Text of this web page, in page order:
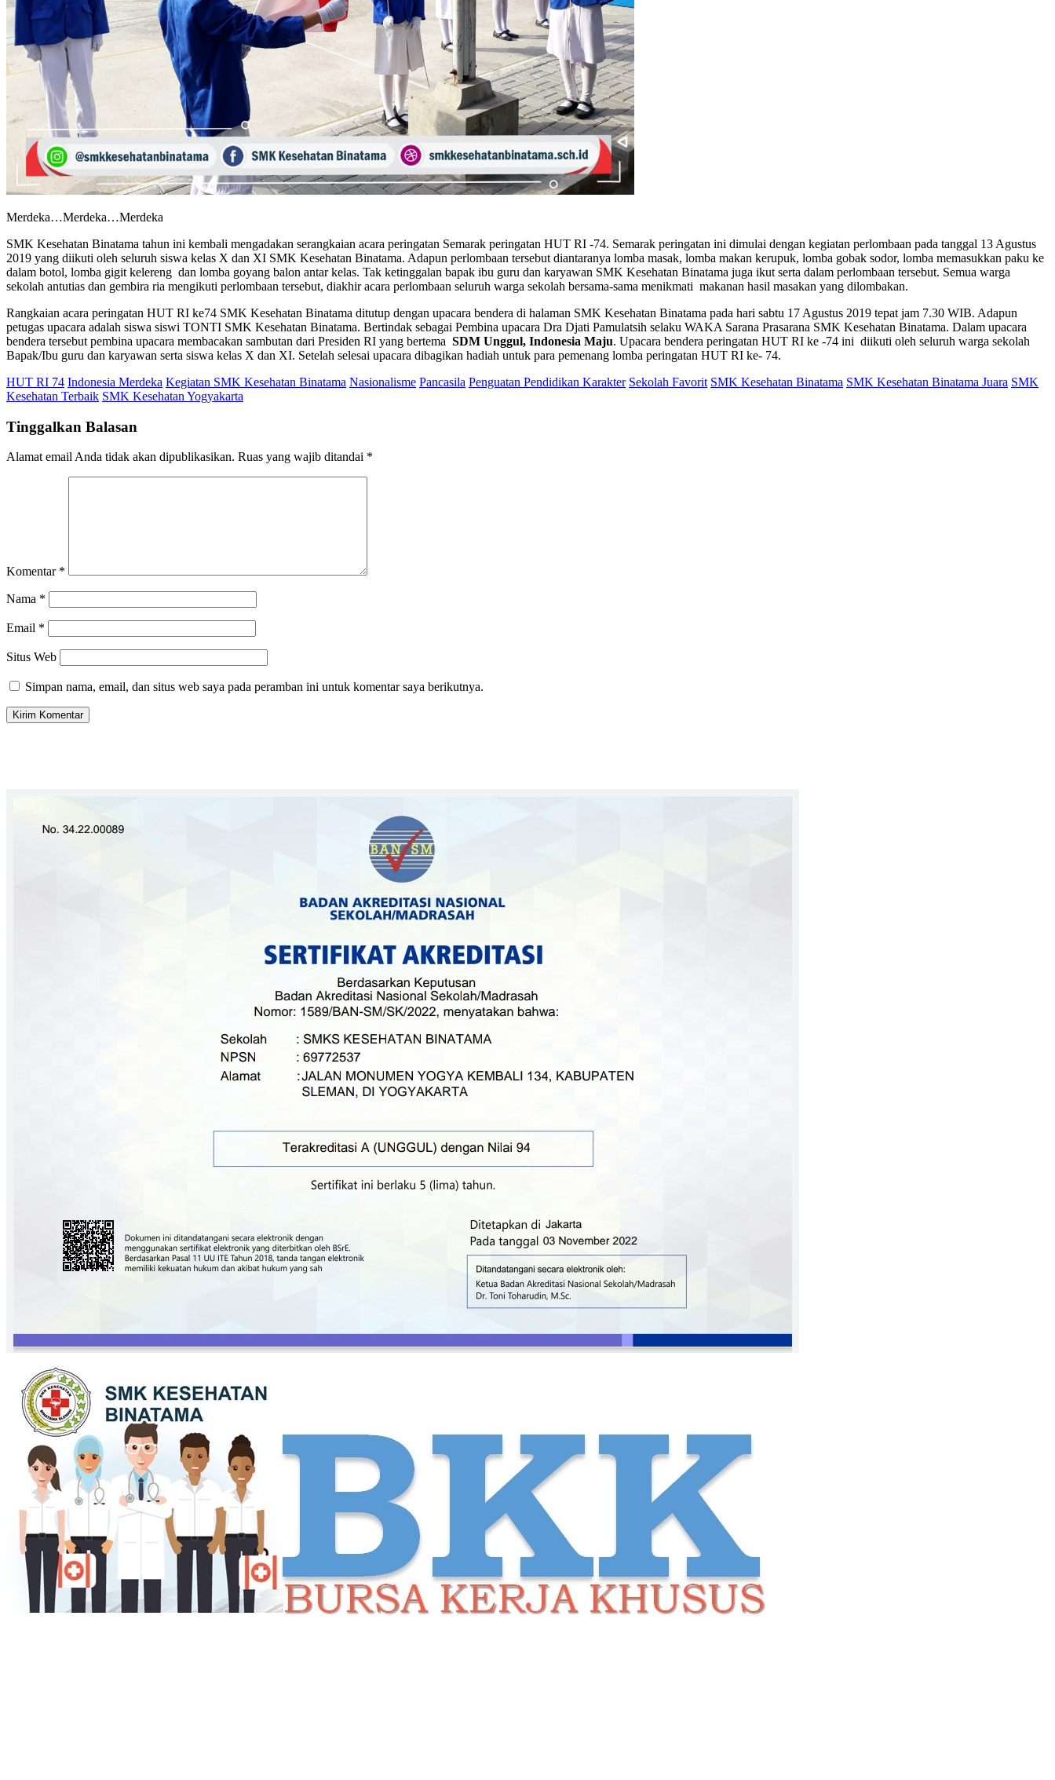
Merdeka…Merdeka…Merdeka
SMK Kesehatan Binatama tahun ini kembali mengadakan serangkaian acara peringatan Semarak peringatan HUT RI -74. Semarak peringatan ini dimulai dengan kegiatan perlombaan pada tanggal 13 Agustus
2019 yang diikuti oleh seluruh siswa kelas X dan XI SMK Kesehatan Binatama. Adapun perlombaan tersebut diantaranya lomba masak, lomba makan kerupuk, lomba gobak sodor, lomba memasukkan paku ke
dalam botol, lomba gigit kelereng dan lomba goyang balon antar kelas. Tak ketinggalan bapak ibu guru dan karyawan SMK Kesehatan Binatama juga ikut serta dalam perlombaan tersebut. Semua warga
sekolah antutias dan gembira ria mengikuti perlombaan tersebut, diakhir acara perlombaan seluruh warga sekolah bersama-sama menikmati makanan hasil masakan yang dilombakan.
Rangkaian acara peringatan HUT RI ke74 SMK Kesehatan Binatama ditutup dengan upacara bendera di halaman SMK Kesehatan Binatama pada hari sabtu 17 Agustus 2019 tepat jam 7.30 WIB. Adapun
petugas upacara adalah siswa siswi TONTI SMK Kesehatan Binatama. Bertindak sebagai Pembina upacara Dra Djati Pamulatsih selaku WAKA Sarana Prasarana SMK Kesehatan Binatama. Dalam upacara
bendera tersebut pembina upacara membacakan sambutan dari Presiden RI yang bertema SDM Unggul, Indonesia Maju. Upacara bendera peringatan HUT RI ke -74 ini diikuti oleh seluruh warga sekolah
Bapak/Ibu guru dan karyawan serta siswa kelas X dan XI. Setelah selesai upacara dibagikan hadiah untuk para pemenang lomba peringatan HUT RI ke- 74.
HUT RI 74 Indonesia Merdeka Kegiatan SMK Kesehatan Binatama Nasionalisme Pancasila Penguatan Pendidikan Karakter Sekolah Favorit SMK Kesehatan Binatama SMK Kesehatan Binatama Juara SMK
Kesehatan Terbaik SMK Kesehatan Yogyakarta
Tinggalkan Balasan
Alamat email Anda tidak akan dipublikasikan. Ruas yang wajib ditandai *
Komentar *
Nama *
Email *
Situs Web
Simpan nama, email, dan situs web saya pada peramban ini untuk komentar saya berikutnya.